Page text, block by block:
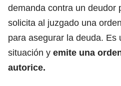
demanda contra un deudor
solicita al juzgado una
para asegurar la deuda. Es
situación y emite una
autorice.